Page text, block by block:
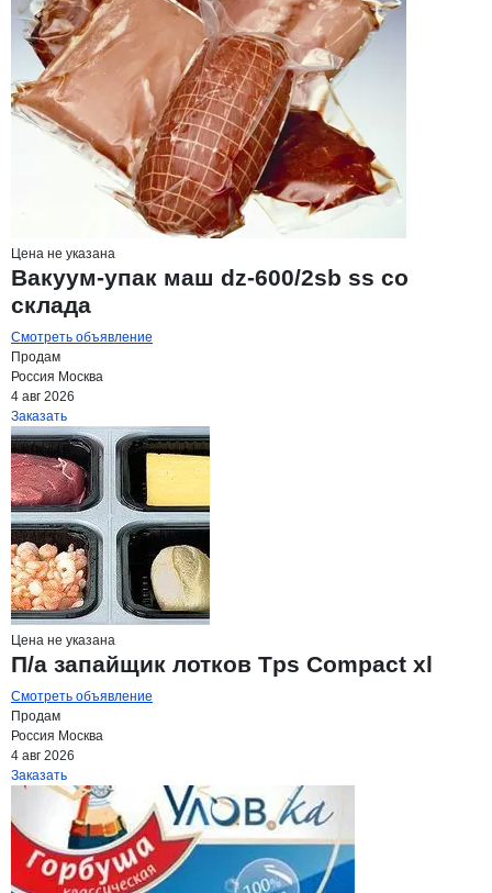
Цена не указана
Вакуум-упак маш dz-600/2sb ss со
склада
Смотреть объявление
Продам
Россия Москва
4 авг 2026
Заказать
Цена не указана
П/а запайщик лотков Tps Compact хl
Смотреть объявление
Продам
Россия Москва
4 авг 2026
Заказать